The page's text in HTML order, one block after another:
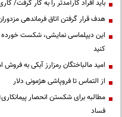
باید افراد کارآمدتر را به کار
هدف قرار گرفتن اتاق‌ فرماندهی
این دیپلماسی نمایشی، شکست خورده
کنید
امید مالباختگان رمزارز آبکی به
از التماس تا فروپاشی هژمونی دلار
مطالبه برای شکستن انحصار
فساد